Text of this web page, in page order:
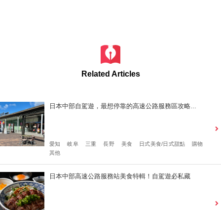
Related Articles
日本中部自駕遊，最想停靠的高速公路服務區攻略...
愛知 岐阜 三重 長野 美食 日式美食/日式甜點
購物
其他
日本中部高速公路服務站美食特輯！自駕遊必私藏